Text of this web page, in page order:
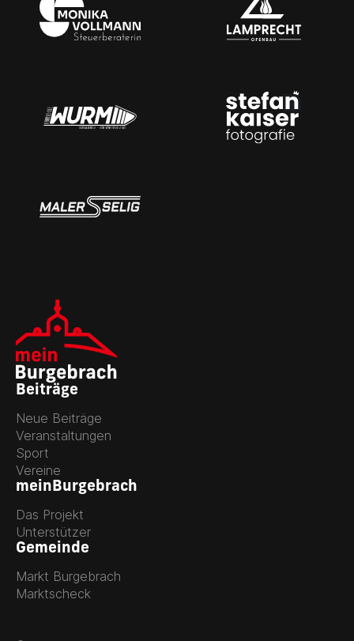
Beiträge
Neue Beiträge
Veranstaltungen
Sport
Vereine
meinBurgebrach
Das Projekt
Unterstützer
Gemeinde
Markt Burgebrach
Marktscheck